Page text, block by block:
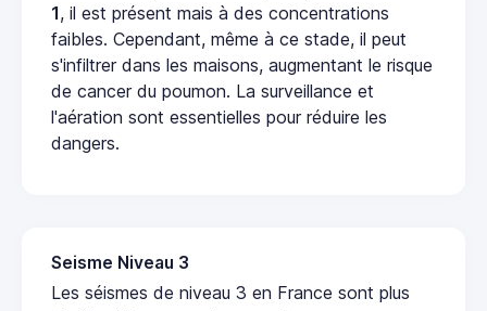
1, il est présent mais à des concentrations
faibles. Cependant, même à ce stade, il peut
s'infiltrer dans les maisons, augmentant le risque
de cancer du poumon. La surveillance et
l'aération sont essentielles pour réduire les
dangers.
Seisme Niveau 3
Les séismes de niveau 3 en France sont plus